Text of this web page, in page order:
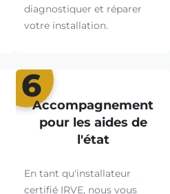
diagnostiquer et réparer
votre installation.
6
Accompagnement
pour les aides de
l'état
En tant qu'installateur
certifié IRVE, nous vous